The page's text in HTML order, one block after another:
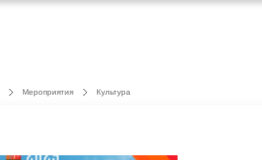
Мероприятия Культура